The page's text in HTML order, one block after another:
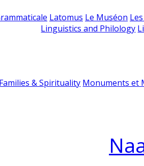
Latomus Le Muséon
Linguistics and Philology
& Spirituality Monuments et